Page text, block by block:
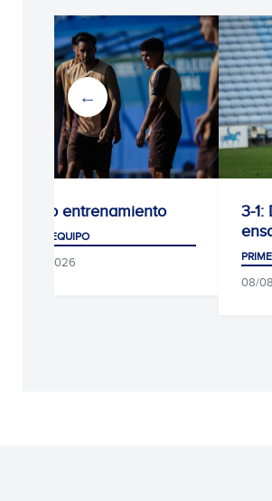
Último entrenamiento
PRIMER EQUIPO
09/08/2026
3-
08/